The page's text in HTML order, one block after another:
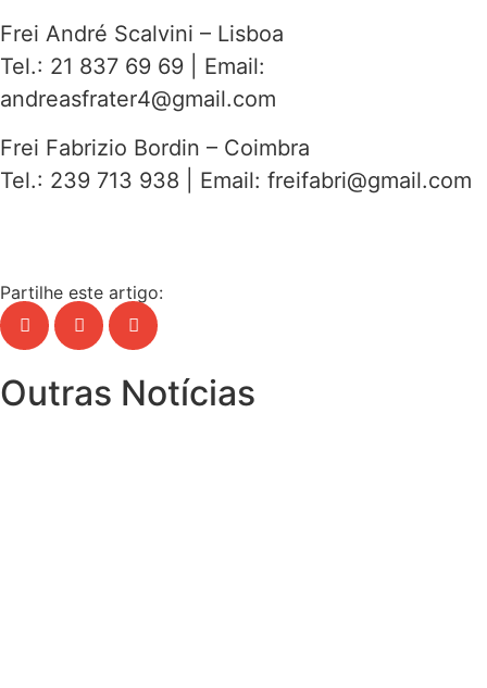
Frei André Scalvini – Lisboa
Tel.: 21 837 69 69 | Email:
andreasfrater4@gmail.com
Frei Fabrizio Bordin – Coimbra
Tel.: 239 713 938 | Email: freifabri@gmail.com
Partilhe este artigo:
Outras Notícias